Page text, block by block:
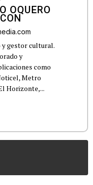
OQUERO
y gestor cultural.
y
como
Metro
Horizonte,...